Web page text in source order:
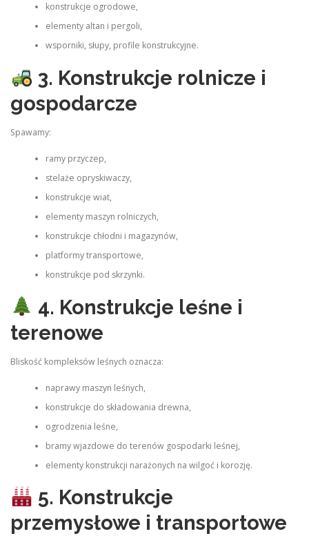
konstrukcje ogrodowe,
elementy altan i pergoli,
wsporniki, słupy, profile konstrukcyjne.
3. Konstrukcje rolnicze i
gospodarcze
Spawamy:
ramy przyczep,
stelaże opryskiwaczy,
konstrukcje wiat,
elementy maszyn rolniczych,
konstrukcje chłodni i magazynów,
platformy transportowe,
konstrukcje pod skrzynki.
4. Konstrukcje leśne i
terenowe
Bliskość kompleksów leśnych oznacza:
naprawy maszyn leśnych,
konstrukcje do składowania drewna,
ogrodzenia leśne,
bramy wjazdowe do terenów gospodarki leśnej,
elementy konstrukcji narażonych na wilgoć i korozję.
5. Konstrukcje
przemysłowe i transportowe